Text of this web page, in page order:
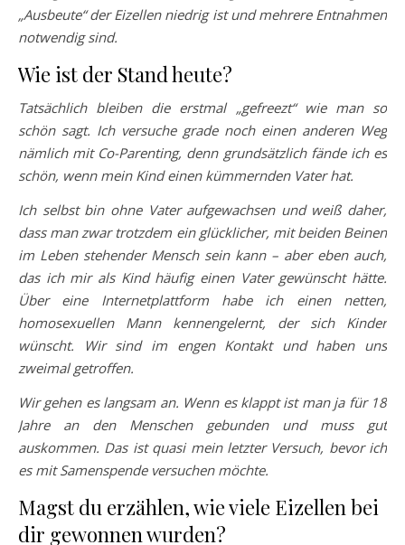
„Ausbeute“ der Eizellen niedrig ist und mehrere Entnahmen
notwendig sind.
Wie ist der Stand heute?
Tatsächlich bleiben die erstmal „gefreezt“ wie man so
schön sagt. Ich versuche grade noch einen anderen Weg
nämlich mit Co-Parenting, denn grundsätzlich fände ich es
schön, wenn mein Kind einen kümmernden Vater hat.
Ich selbst bin ohne Vater aufgewachsen und weiß daher,
dass man zwar trotzdem ein glücklicher, mit beiden Beinen
im Leben stehender Mensch sein kann – aber eben auch,
das ich mir als Kind häufig einen Vater gewünscht hätte.
Über eine Internetplattform habe ich einen netten,
homosexuellen Mann kennengelernt, der sich Kinder
wünscht. Wir sind im engen Kontakt und haben uns
zweimal getroffen.
Wir gehen es langsam an. Wenn es klappt ist man ja für 18
Jahre an den Menschen gebunden und muss gut
auskommen. Das ist quasi mein letzter Versuch, bevor ich
es mit Samenspende versuchen möchte.
Magst du erzählen, wie viele Eizellen bei
dir gewonnen wurden?